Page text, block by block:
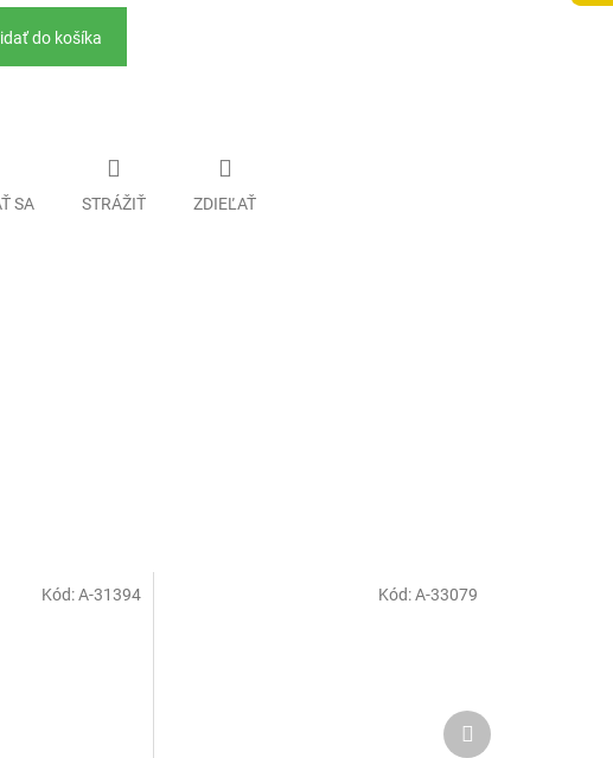
do košíka
SA STRÁŽIŤ ZDIEĽAŤ
Kód:A-31394 Kód:A-33079
Ďalší
produkt